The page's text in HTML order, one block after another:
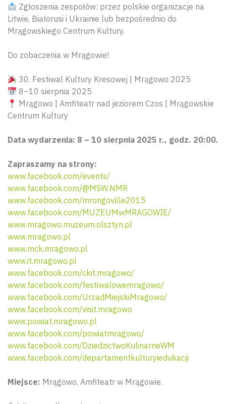
Zgłoszenia zespołów: przez polskie organizacje na
Litwie, Białorusi i Ukrainie lub bezpośrednio do
Mrągowskiego Centrum Kultury.
Do zobaczenia w Mrągowie!
30. Festiwal Kultury Kresowej | Mrągowo 2025
8–10 sierpnia 2025
Mrągowo | Amfiteatr nad jeziorem Czos | Mrągowskie
Centrum Kultury
Data wydarzenia: 8 – 10 sierpnia 2025 r., godz. 20:00.
Zapraszamy na strony:
www.facebook.com/events/
www.facebook.com/@MSW.NMR
www.facebook.com/mrongoville2015
www.facebook.com/MUZEUMwMRAGOWIE/
www.mragowo.muzeum.olsztyn.pl
www.mragowo.pl
www.mck.mragowo.pl
www.it.mragowo.pl
www.facebook.com/ckit.mragowo/
www.facebook.com/festiwalowemragowo/
www.facebook.com/UrzadMiejskiMragowo/
www.facebook.com/visit.mragowo
www.powiat.mragowo.pl
www.facebook.com/powiatmragowo/
www.facebook.com/DziedzictwoKulinarneWM
www.facebook.com/departamentkulturyiedukacji
Miejsce: Mrągowo. Amfiteatr w Mrągowie.